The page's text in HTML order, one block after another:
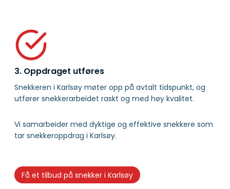
3. Oppdraget utføres
Snekkeren i Karlsøy møter opp på avtalt tidspunkt, og
utfører snekkerarbeidet raskt og med høy kvalitet.
Vi samarbeider med dyktige og effektive snekkere som
tar snekkeroppdrag i Karlsøy.
Få et tilbud på snekker i Karlsøy